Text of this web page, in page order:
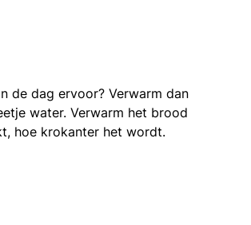
de dag ervoor? Verwarm dan
water. Verwarm het brood
hoe krokanter het wordt.